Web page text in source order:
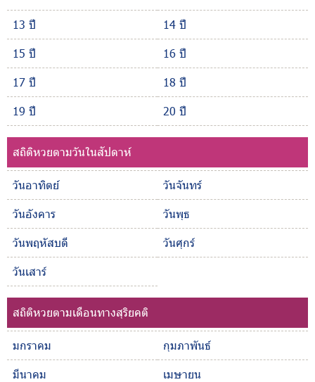
13 ปี
14 ปี
15 ปี
16 ปี
17 ปี
18 ปี
19 ปี
20 ปี
สถิติหวยตามวันในสัปดาห์
วันอาทิตย์
วันจันทร์
วันอังคาร
วันพุธ
วันพฤหัสบดี
วันศุกร์
วันเสาร์
สถิติหวยตามเดือนทางสุริยคติ
มกราคม
กุมภาพันธ์
มีนาคม
เมษายน